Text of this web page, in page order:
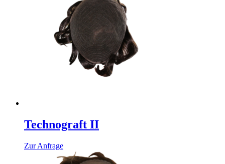
Technograft II
Zur Anfrage